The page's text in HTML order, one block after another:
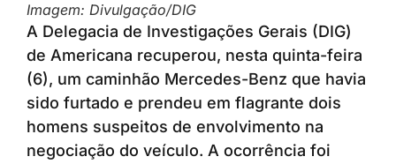
Imagem: Divulgação/DIG
A Delegacia de Investigações Gerais (DIG)
de Americana recuperou, nesta quinta-feira
(6), um caminhão Mercedes-Benz que havia
sido furtado e prendeu em flagrante dois
homens suspeitos de envolvimento na
negociação do veículo. A ocorrência foi